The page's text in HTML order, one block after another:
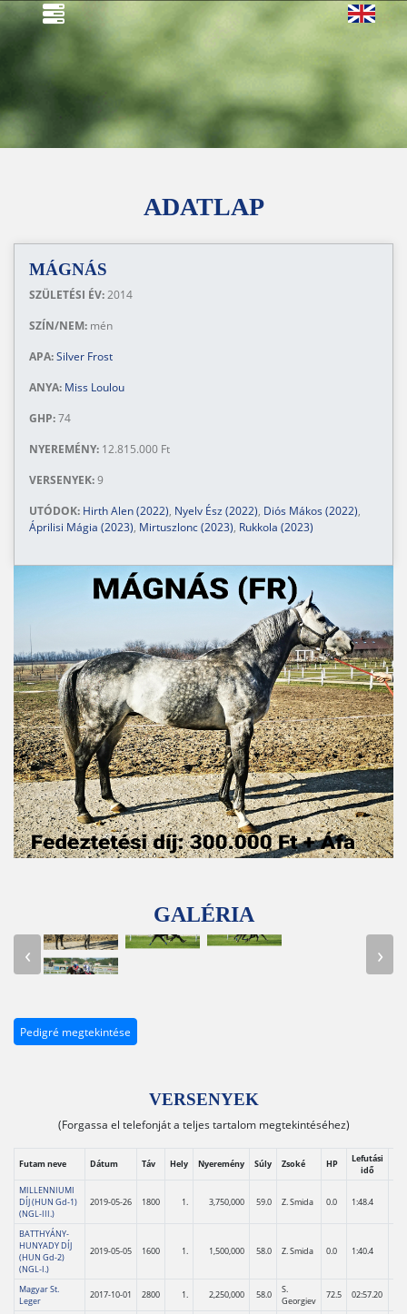
ADATLAP
MÁGNÁS
SZÜLETÉSI ÉV:2014
SZÍN/NEM: mén
APA:Silver Frost
ANYA: Miss Loulou
GHP:74
NYEREMÉNY: 12.815.000 Ft
VERSENYEK:9
UTÓDOK: Hirth Alen (2022), Nyelv Ész (2022), Diós Mákos (2022),
Áprilisi Mágia (2023), Mirtuszlonc (2023), Rukkola (2023)
GALÉRIA
‹ ›
Pedigré megtekintése
VERSENYEK
(Forgassa el telefonját a teljes tartalom megtekintéséhez)
Futam neve Dátum Táv Hely Nyeremény Súly Zsoké HP
Lefutási
idő
MILLENNIUMI
DÍJ (HUN Gd-1)
(NGL-III.)
2019-05-26 1800 1. 3,750,000 59.0 Z. Smida 0.0 1:48.4
BATTHYÁNY-
HUNYADY DÍJ
(HUN Gd-2)
(NGL-I.)
2019-05-05 1600 1. 1,500,000 58.0 Z. Smida 0.0 1:40.4
Magyar St.
Leger
2017-10-01 2800 1. 2,250,000 58.0
S.
Georgiev
72.5 02:57.20